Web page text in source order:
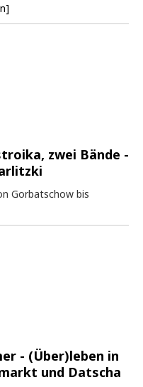
zwei Bände -
Gorbatschow bis
- (Über)leben in
und Datscha